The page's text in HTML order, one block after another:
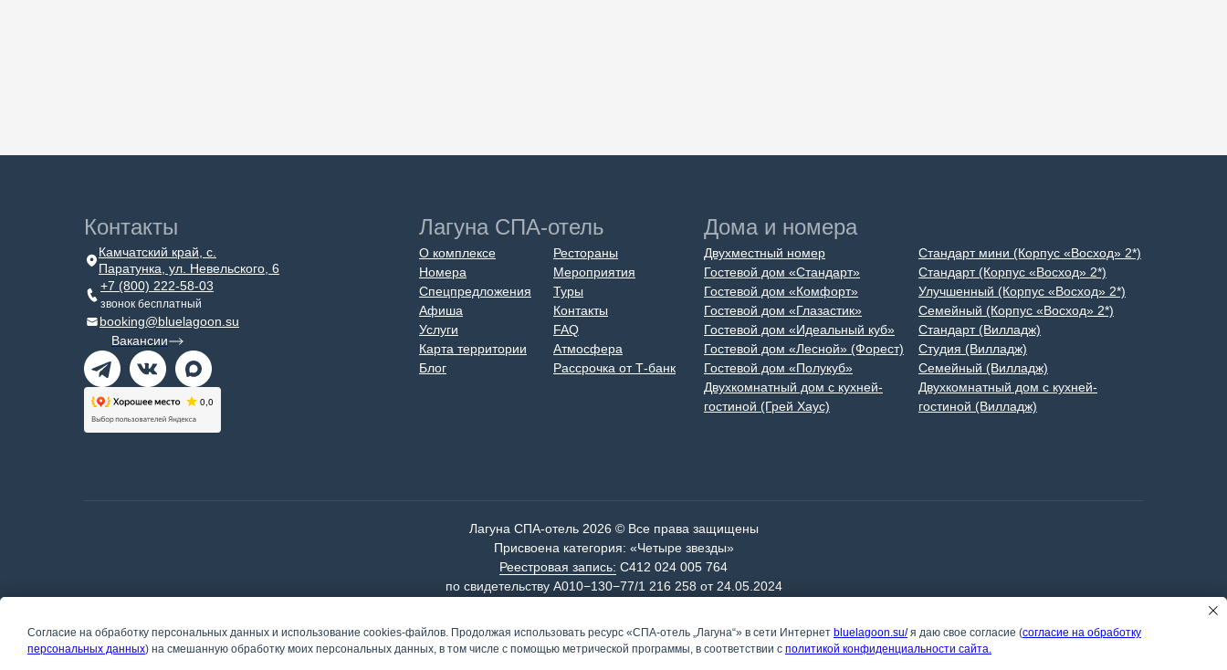
Контакты
Камчатский край, с.
Паратунка, ул. Невельского, 6
+7 (800) 222-58-03
звонок бесплатный
booking@bluelagoon.su
Вакансии
Лагуна СПА-отель
О комплексе
Номера
Спецпредложения
Афиша
Услуги
Карта территории
Блог
Рестораны
Мероприятия
Туры
Контакты
FAQ
Атмосфера
Рассрочка от Т-банк
Дома и номера
Двухместный номер
Гостевой дом «Стандарт»
Гостевой дом «Комфорт»
Гостевой дом «Глазастик»
Гостевой дом «Идеальный куб»
Гостевой дом «Лесной» (Форест)
Гостевой дом «Полукуб»
Двухкомнатный дом с кухней-
гостиной (Грей Хаус)
Стандарт мини (Корпус «Восход» 2*)
Стандарт (Корпус «Восход» 2*)
Улучшенный (Корпус «Восход» 2*)
Семейный (Корпус «Восход» 2*)
Стандарт (Вилладж)
Студия (Вилладж)
Семейный (Вилладж)
Двухкомнатный дом с кухней-
гостиной (Вилладж)
Лагуна СПА-отель 2026 © Все права защищены
Присвоена категория: «Четыре звезды»
Реестровая запись: С412 024 005 764
по свидетельству А010−130−77/1 216 258 от 24.05.2024
Политика конфиденциальности
Согласие на обработку персональных данных и использование cookies-файлов. Продолжая использовать ресурс «СПА-отель „Лагуна“» в сети Интернет bluelagoon.su/я даю свое согласие (согласие на обработку
персональных данных) на смешанную обработку моих персональных данных, в том числе с помощью метрической программы, в соответствии с политикой конфиденциальности сайта.